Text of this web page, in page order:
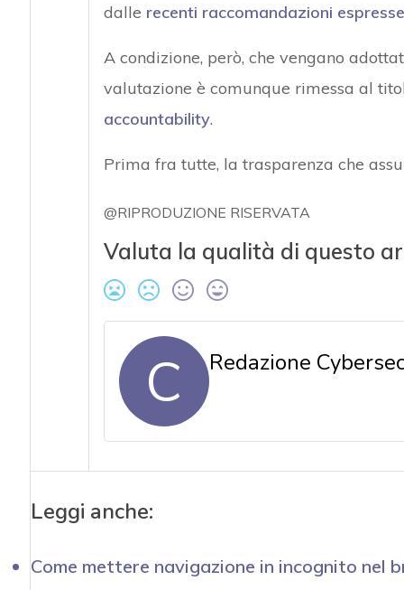
dalle recenti raccomandazioni
A condizione, però, che vengano
valutazione è comunque rimessa al
accountability.
Prima fra tutte, la trasparenza che
@RIPRODUZIONE RISERVATA
Valuta la qualità di questo
C Redazione
Leggi anche:
Come mettere navigazione in incognito nel